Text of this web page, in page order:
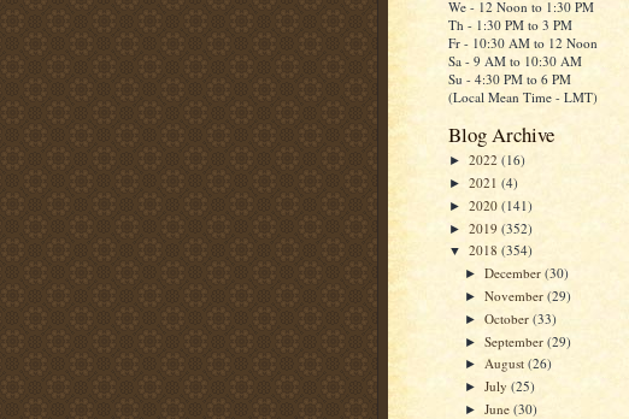
We - 12 Noon to 1:30 PM
Th - 1:30 PM to 3 PM
Fr - 10:30 AM to 12 Noon
Sa - 9 AM to 10:30 AM
Su - 4:30 PM to 6 PM
(Local Mean Time - LMT)
Blog Archive
► 2022 (16)
► 2021 (4)
► 2020 (141)
► 2019 (352)
▼ 2018 (354)
►December(30)
►November(29)
►October(33)
►September(29)
► August(26)
►July(25)
►June(30)